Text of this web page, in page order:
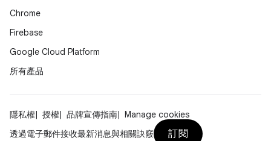
Chrome
Firebase
Google Cloud Platform
所有產品
隱私權 授權 品牌宣傳指南
Manage cookies
透過電子郵件接收最新消息與相關訣竅
訂閱